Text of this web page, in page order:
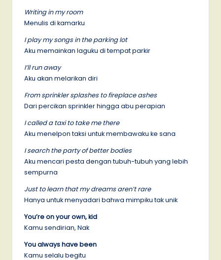
Writing in my room
Menulis di kamarku
I play my songs in the parking lot
Aku memainkan laguku di tempat parkir
I’ll run away
Aku akan melarikan diri
From sprinkler splashes to fireplace ashes
Dari percikan sprinkler hingga abu perapian
I called a taxi to take me there
Aku menelpon taksi untuk membawaku ke sana
I search the party of better bodies
Aku mencari pesta dengan tubuh-tubuh yang lebih
sempurna
Just to learn that my dreams aren’t rare
Hanya untuk menyadari bahwa mimpiku tak unik
You’re on your own, kid
Kamu sendirian, Nak
You always have been
Kamu selalu begitu